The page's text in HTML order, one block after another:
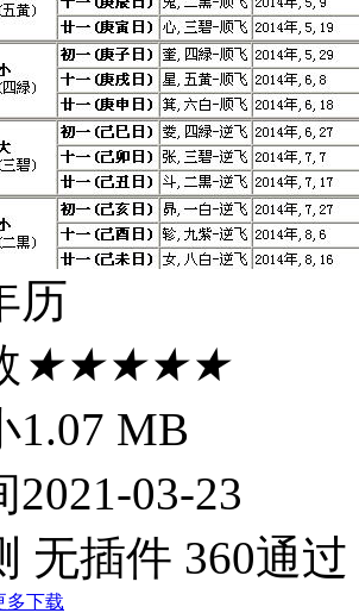
历
★★★★★
1.07 MB
2021-03-23
无插件 360通过
多下载